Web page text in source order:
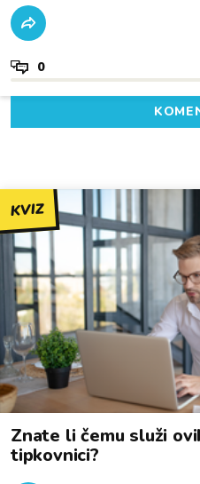
0
KVIZ
Znate li čemu služi
tipkovnici?